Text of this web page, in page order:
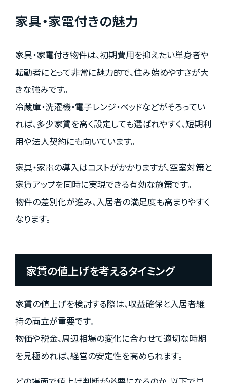
家具・家電付きの魅力
家具・家電付き物件は、初期費用を抑えたい単身者や
転勤者にとって非常に魅力的で、住み始めやすさが大
きな強みです。
冷蔵庫・洗濯機・電子レンジ・ベッドなどがそろってい
れば、多少家賃を高く設定しても選ばれやすく、短期利
用や法人契約にも向いています。
家具・家電の導入はコストがかかりますが、空室対策と
家賃アップを同時に実現できる有効な施策です。
物件の差別化が進み、入居者の満足度も高まりやすく
なります。
家賃の値上げを考えるタイミング
家賃の値上げを検討する際は、収益確保と入居者維
持の両立が重要です。
物価や税金、周辺相場の変化に合わせて適切な時期
を見極めれば、経営の安定性を高められます。